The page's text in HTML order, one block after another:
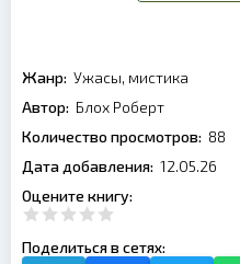
Жанр: Ужасы, мистика
Автор: Блох Роберт
Количество просмотров: 88
Дата добавления: 12.05.26
Оцените книгу:
Поделиться в сетях: